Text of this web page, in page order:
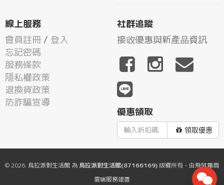
線上服務
會員註冊 / 登入
忘記密碼
服務條款
隱私權政策
退換貨政策
防詐騙宣導
社群追蹤
接收優惠與新產品資訊
優惠領取
領取優惠
© 2026. 烏拉派對生活館 為 烏拉派對生活館(87166169)版權所有 - 由飛鼠電商
雲端服務建置